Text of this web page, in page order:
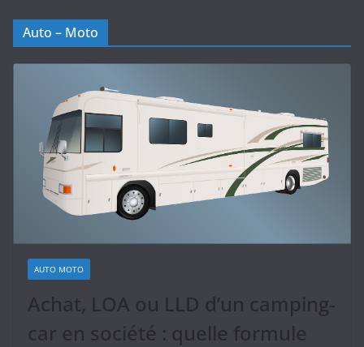
Auto – Moto
AUTO MOTO
Achat, LOA ou LLD d’un camping-
car en société : quelle formule